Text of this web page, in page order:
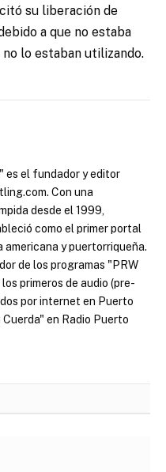
su liberación de
a que no estaba
lo estaban utilizando.
es el fundador y editor
Con una
desde el 1999,
como el primer portal
americana y puertorriqueña.
de los programas "PRW
primeros de audio (pre-
por internet en Puerto
Cuerda" en Radio Puerto